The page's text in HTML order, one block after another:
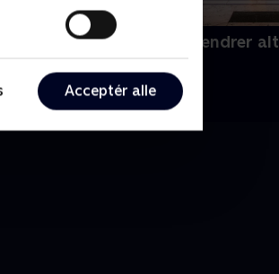
Acceptér alle
Paris 2024 - øjeblikke der ændrer alt
• Sport • 28 min